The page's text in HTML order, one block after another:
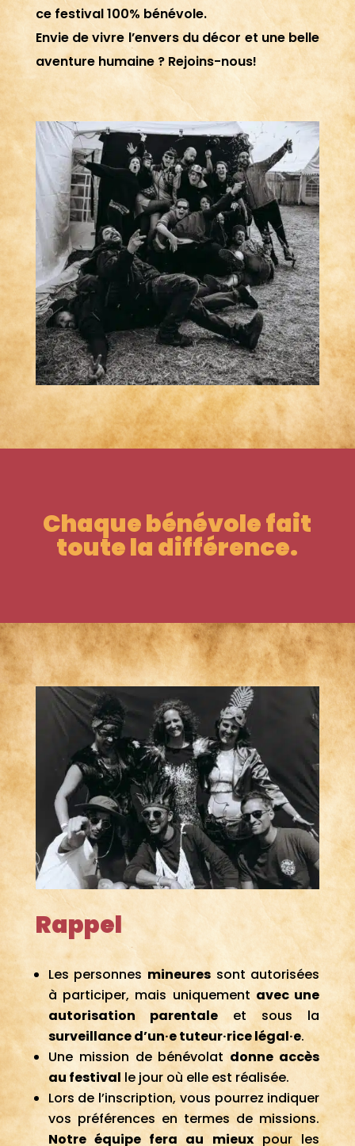
ce festival 100% bénévole.
Envie de vivre l’envers du décor et une belle
aventure humaine ? Rejoins-nous!
Chaque bénévole fait
toute la différence.
Rappel
Les personnesmineures sont autorisées
à participer, mais uniquement avec une
autorisation parentaleet sous la
surveillance d’un·e tuteur·rice légal·e.
Une mission de bénévolatdonne accès
au festival le jour où elle est réalisée.
Lors de l’inscription, vous pourrez indiquer
vos préférences en termes de missions.
Notre équipe fera au mieuxpour les